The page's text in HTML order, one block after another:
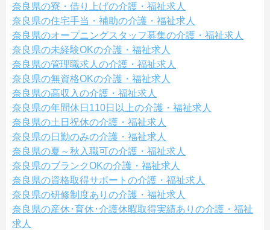
奈良県の寮・借り上げの介護・福祉求人
奈良県の住宅手当・補助の介護・福祉求人
奈良県のオープニングスタッフ募集の介護・福祉求人
奈良県の未経験OKの介護・福祉求人
奈良県の管理職求人の介護・福祉求人
奈良県の無資格OKの介護・福祉求人
奈良県の高収入の介護・福祉求人
奈良県の年間休日110日以上の介護・福祉求人
奈良県の土日祝休の介護・福祉求人
奈良県の日勤のみの介護・福祉求人
奈良県の夏～秋入職可の介護・福祉求人
奈良県のブランクOKの介護・福祉求人
奈良県の資格取得サポートの介護・福祉求人
奈良県の研修制度ありの介護・福祉求人
奈良県の産休･育休･介護休暇取得実績ありの介護・福祉
求人